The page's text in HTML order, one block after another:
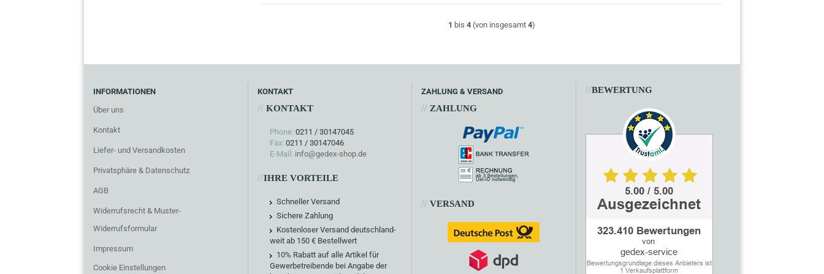
1 bis 4 (von insgesamt 4)
INFORMATIONEN
Über uns
Kontakt
Liefer- und Versandkosten
Privatsphäre & Datenschutz
AGB
Widerrufsrecht & Muster-
Widerrufsformular
Impressum
Cookie Einstellungen
KONTAKT
//KONTAKT
Phone: 0211 / 30147045
Fax: 0211 / 30147046
E-Mail: info@gedex-shop.de
//IHRE VORTEILE
Schneller Versand
Sichere Zahlung
Kostenloser Versand deutschland-
weit ab 150 € Bestellwert
10% Rabatt auf alle Artikel für
Gewerbetreibende bei Angabe der
ZAHLUNG & VERSAND
// ZAHLUNG
// VERSAND
//BEWERTUNG